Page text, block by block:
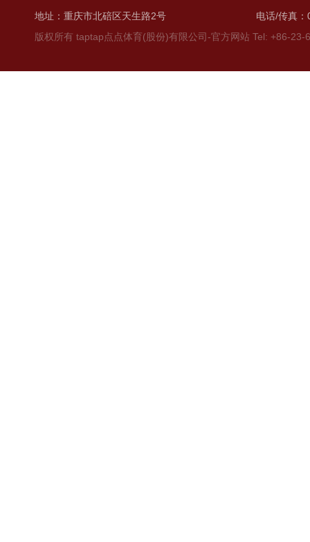
地址：重庆市北碚区天生路2号
电话/传真
版权所有 taptap点点体育(股份)有限公司-官方网站 Tel: +86-23-